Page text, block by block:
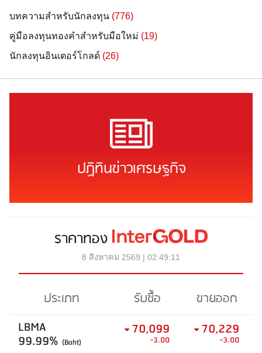
บทความสำหรับนักลงทุน (776)
คู่มือลงทุนทองคำสำหรับมือใหม่ (19)
นักลงทุนอินเตอร์โกลด์ (26)
ปฏิทินข่าวเศรษฐกิจ
ราคาทอง
8 สิงหาคม 2569 | 02:49:11
ประเภท รับซื้อ
ขายออก
LBMA
99.99% (Baht)
70,099
-3.00
70,229
-3.00